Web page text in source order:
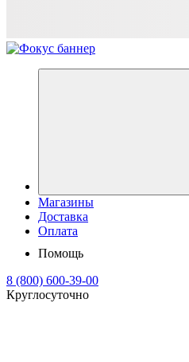
Магазины
Доставка
Оплата
Помощь
8 (800) 600-39-00
Круглосуточно